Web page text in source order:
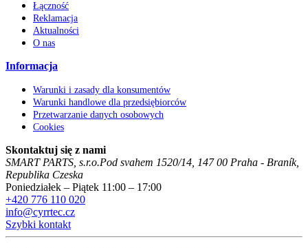
Łączność
Reklamacja
Aktualności
O nas
Informacja
Warunki i zasady dla konsumentów
Warunki handlowe dla przedsiębiorców
Przetwarzanie danych osobowych
Cookies
Skontaktuj się z nami
SMART PARTS, s.r.o.Pod svahem 1520/14 147 00 Praha - Braník,
Republika Czeska
Poniedziałek – Piątek 11:00 – 17:00
+420 776 110 020
info@cyrrtec.cz
Szybki kontakt